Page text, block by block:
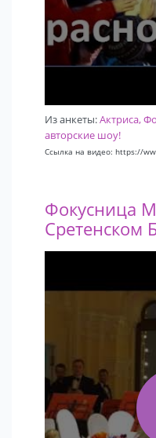
Из анкеты:Актриса,
авторские шоу!
Ссылка на видео: https://
Фокусница
Сретенском